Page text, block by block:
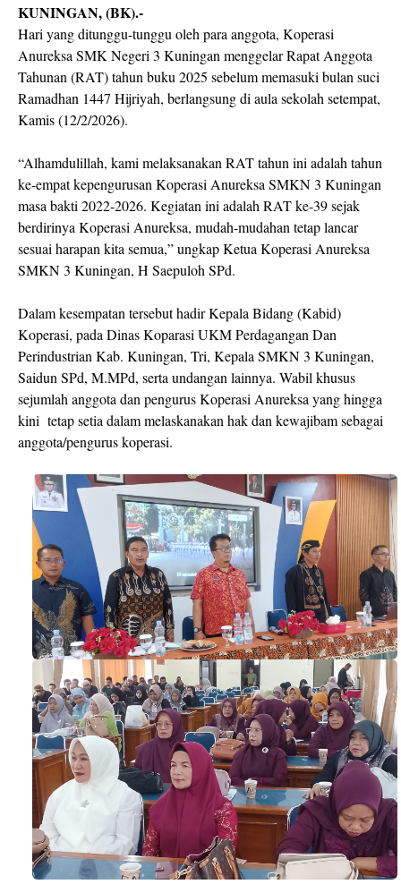
KUNINGAN, (BK).-
Hari yang ditunggu-tunggu oleh para anggota, Koperasi
Anureksa SMK Negeri 3 Kuningan menggelar Rapat Anggota
Tahunan (RAT) tahun buku 2025 sebelum memasuki bulan suci
Ramadhan 1447 Hijriyah, berlangsung di aula sekolah setempat,
Kamis (12/2/2026).
“Alhamdulillah, kami melaksanakan RAT tahun ini adalah tahun
ke-empat kepengurusan Koperasi Anureksa SMKN 3 Kuningan
masa bakti 2022-2026. Kegiatan ini adalah RAT ke-39 sejak
berdirinya Koperasi Anureksa, mudah-mudahan tetap lancar
sesuai harapan kita semua,” ungkap Ketua Koperasi Anureksa
SMKN 3 Kuningan, H Saepuloh SPd.
Dalam kesempatan tersebut hadir Kepala Bidang (Kabid)
Koperasi, pada Dinas Koparasi UKM Perdagangan Dan
Perindustrian Kab. Kuningan, Tri, Kepala SMKN 3 Kuningan,
Saidun SPd, M.MPd, serta undangan lainnya. Wabil khusus
sejumlah anggota dan pengurus Koperasi Anureksa yang hingga
kini tetap setia dalam melaskanakan hak dan kewajibam sebagai
anggota/pengurus koperasi.